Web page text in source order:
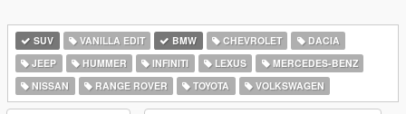
SUV VANILLA EDIT BMW CHEVROLET
DACIA
JEEP
HUMMER INFINITI LEXUS
MERCEDES-BENZ
NISSAN
RANGE ROVER TOYOTA VOLKSWAGEN